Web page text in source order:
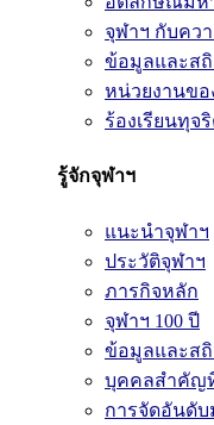
จุฬาฯ กับคว
ข้อมูลและส
หน่วยงานขอ
ร้องเรียนทุจ
รู้จักจุฬาฯ
แนะนำจุฬาฯ
ประวัติจุฬาฯ
ภารกิจหลัก
จุฬาฯ 100 ปี
ข้อมูลและส
บุคคลสำคัญ
การจัดอันดั